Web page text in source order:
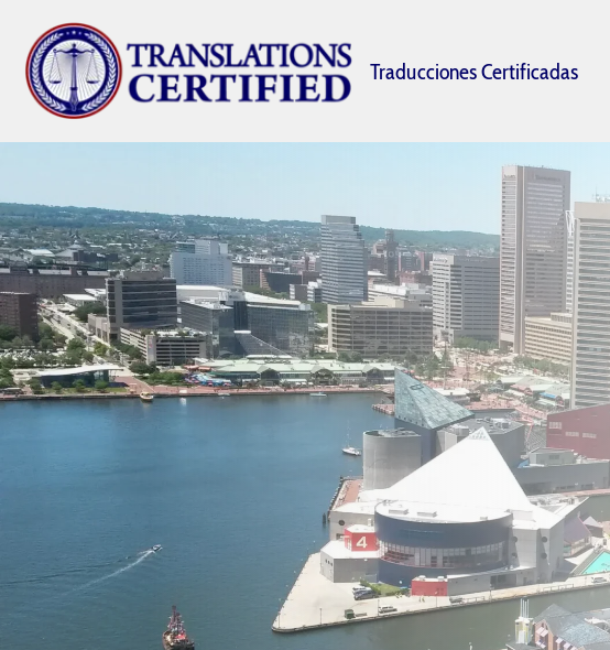
Traducciones Certificadas